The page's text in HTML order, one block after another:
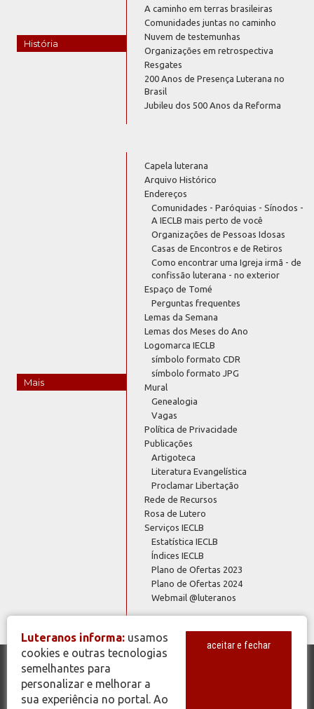
História
A caminho em terras brasileiras
Comunidades juntas no caminho
Nuvem de testemunhas
Organizações em retrospectiva
Resgates
200 Anos de Presença Luterana no
Brasil
Jubileu dos 500 Anos da Reforma
Mais
Capela luterana
Arquivo Histórico
Endereços
Comunidades - Paróquias - Sínodos -
A IECLB mais perto de você
Organizações de Pessoas Idosas
Casas de Encontros e de Retiros
Como encontrar uma Igreja irmã - de
confissão luterana - no exterior
Espaço de Tomé
Perguntas frequentes
Lemas da Semana
Lemas dos Meses do Ano
Logomarca IECLB
símbolo formato CDR
símbolo formato JPG
Mural
Genealogia
Vagas
Política de Privacidade
Publicações
Artigoteca
Literatura Evangelística
Proclamar Libertação
Rede de Recursos
Rosa de Lutero
Serviços IECLB
Estatística IECLB
Índices IECLB
Plano de Ofertas 2023
Plano de Ofertas 2024
Webmail @luteranos
© Copyright 2026 - Todos os Direitos Reservados - IECLB - Igreja
Evangélica de Confissão Luterana no Brasil - Portal Luteranos -
www.luteranos.com.br
Luteranos informa: usamos
cookies e outras tecnologias
semelhantes para
personalizar e melhorar a
sua experiência no portal. Ao
aceitar e fechar